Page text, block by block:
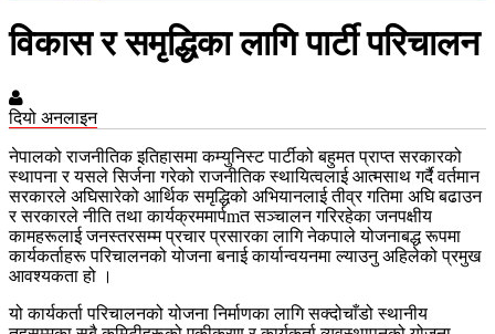
विकास र समृद्धिका लागि पार्टी परिचालन
दियो अनलाइन
नेपालको राजनीतिक इतिहासमा कम्युनिस्ट पार्टीको बहुमत प्राप्त सरकारको
स्थापना र यसले सिर्जना गरेको राजनीतिक स्थायित्वलाई आत्मसाथ गर्दै वर्तमान
सरकारले अघिसारेको आर्थिक समृद्धिको अभियानलाई तीव्र गतिमा अघि बढाउन
र सरकारले नीति तथा कार्यक्रममार्पmत सञ्चालन गरिरहेका जनपक्षीय
कामहरूलाई जनस्तरसम्म प्रचार प्रसारका लागि नेकपाले योजनाबद्ध रूपमा
कार्यकर्ताहरू परिचालनको योजना बनाई कार्यान्वयनमा ल्याउनु अहिलेको प्रमुख
आवश्यकता हो ।
यो कार्यकर्ता परिचालनको योजना निर्माणका लागि सक्दोचाँडो स्थानीय